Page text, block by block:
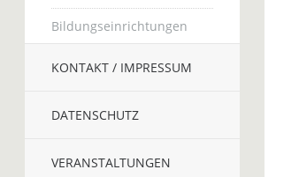
Bildungseinrichtungen
KONTAKT / IMPRESSUM
DATENSCHUTZ
VERANSTALTUNGEN